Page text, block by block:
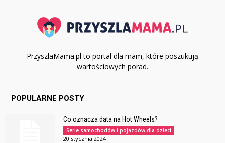
PrzyszlaMama.pl to portal dla mam, które poszukują
wartościowych porad.
POPULARNE POSTY
Co oznacza data na Hot Wheels?
Serie samochodów i pojazdów dla dzieci
20 stycznia 2024